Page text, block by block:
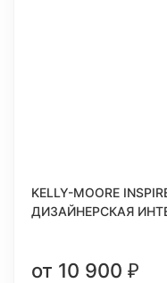
KELLY-MOORE
ДИЗАЙНЕРСКАЯ
от 10 900 ₽